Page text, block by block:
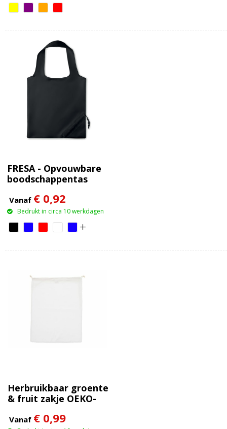
FRESA - Opvouwbare
boodschappentas
Vanaf € 0,92
Bedrukt in circa 10 werkdagen
Herbruikbaar groente
& fruit zakje OEKO-
40x45cm
Vanaf € 0,99